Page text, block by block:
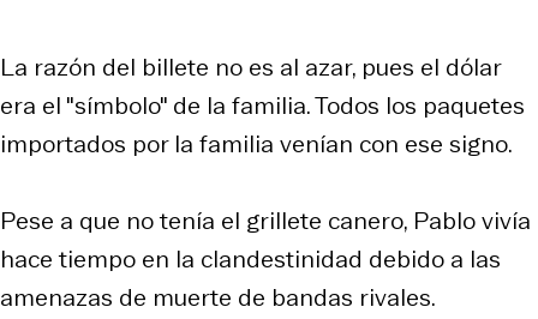
La razón del billete no es al azar, pues el dólar
era el "símbolo" de la familia. Todos los paquetes
importados por la familia venían con ese signo.
Pese a que no tenía el grillete canero, Pablo vivía
hace tiempo en la clandestinidad debido a las
amenazas de muerte de bandas rivales.